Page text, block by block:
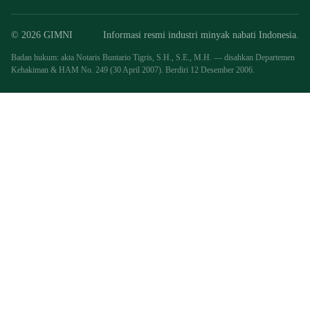
© 2026 GIMNI Informasi resmi industri minyak nabati Indonesia.
Badan hukum: akta Notaris Buntario Tigris, S.H., S.E., M.H. — disahkan Departemen
Kehakiman & HAM No. 249 (30 April 2007). Berdiri 12 Desember 2006.